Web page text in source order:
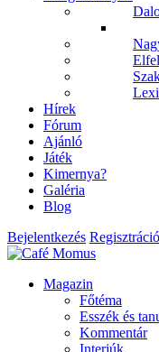
Hírek
Fórum
Ajánló
Játék
Kimernya?
Galéria
Blog
Bejelentkezés Regisztráció
Magazin
Főtéma
Esszék és
Kommentár